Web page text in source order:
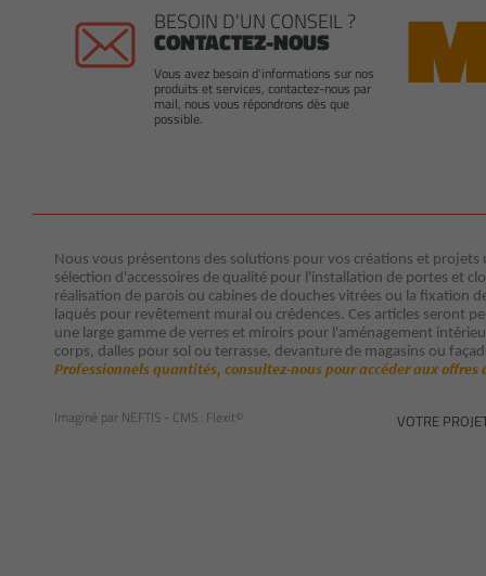
BESOIN D'UN CONSEIL ?
CONTACTEZ-NOUS
Vous avez besoin d'informations sur nos
produits et services, contactez-nous par
mail, nous vous répondrons dès que
possible.
Nous vous présentons des solutions pour vos créations et projets
sélection d'accessoires de qualité pour l'installation de portes et
réalisation de parois ou cabines de douches vitrées ou la fixation
laqués pour revêtement mural ou crédences. Ces articles seront
une large gamme de verres et miroirs pour l'aménagement
corps, dalles pour sol ou terrasse, devanture de magasins ou
Professionnels quantités, consultez-nous pour accéder aux offres
Imaginé par NEFTIS - CMS : Flexit© VOTRE